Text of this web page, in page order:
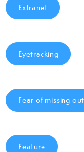
Extranet
Eyetracking
Fear of missing out
Feature